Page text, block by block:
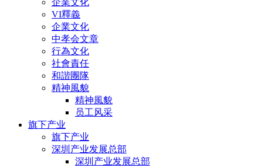
企業文化
VI釋義
企業文化
中孝会文章
行為文化
社會責任
和諧團隊
精神風貌
精神風貌
员工风采
旗下产业
旗下产业
深圳产业发展总部
深圳产业发展总部